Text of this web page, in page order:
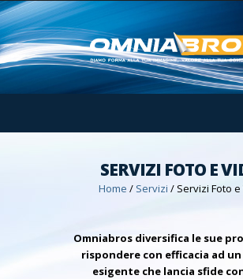
SERVIZI FOTO E
Home / Servizi / Servizi Foto
Omniabros diversifica le sue
rispondere con efficacia ad
esigente che lancia sfide